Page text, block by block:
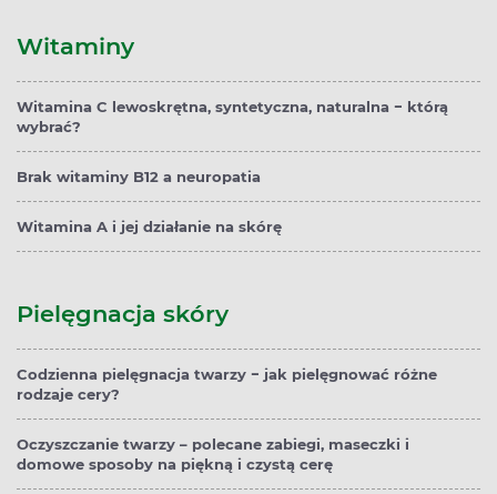
Witaminy
Witamina C lewoskrętna, syntetyczna, naturalna − którą
wybrać?
Brak witaminy B12 a neuropatia
Witamina A i jej działanie na skórę
Pielęgnacja skóry
Codzienna pielęgnacja twarzy − jak pielęgnować różne
rodzaje cery?
Oczyszczanie twarzy – polecane zabiegi, maseczki i
domowe sposoby na piękną i czystą cerę